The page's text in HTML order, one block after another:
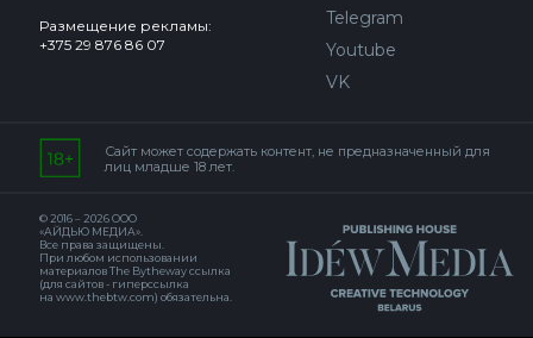
Размещение рекламы:
+375 29 876 86 07
Telegram
Youtube
VK
Сайт может содержать контент, не предназначенный для
лиц младше 18 лет.
© 2016 – 2026 ООО
«АЙДЬЮ МЕДИА».
Все права защищены.
При любом использовании
материалов The Bytheway ссылка
(для сайтов - гиперссылка
на www.thebtw.com) обязательна.